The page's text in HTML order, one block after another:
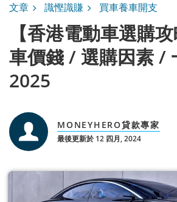
文章 識慳識賺 買車養車開支
【香港電動車選購
車價錢 / 選購因素 /
2025
MONEYHERO貸款專家
最後更新於 12 四月, 2024